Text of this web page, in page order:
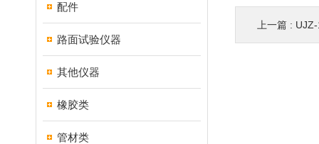
配件
路面试验仪器
其他仪器
橡胶类
管材类
上一篇 :